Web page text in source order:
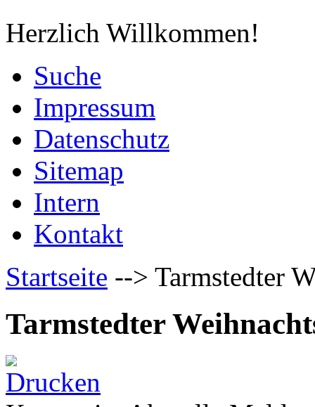
Herzlich Willkommen!
Suche
Impressum
Datenschutz
Sitemap
Intern
Kontakt
Startseite --> Tarmstedter
Tarmstedter